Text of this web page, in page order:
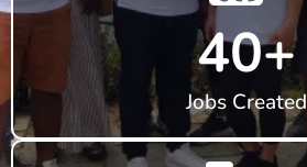
40+
Jobs Created